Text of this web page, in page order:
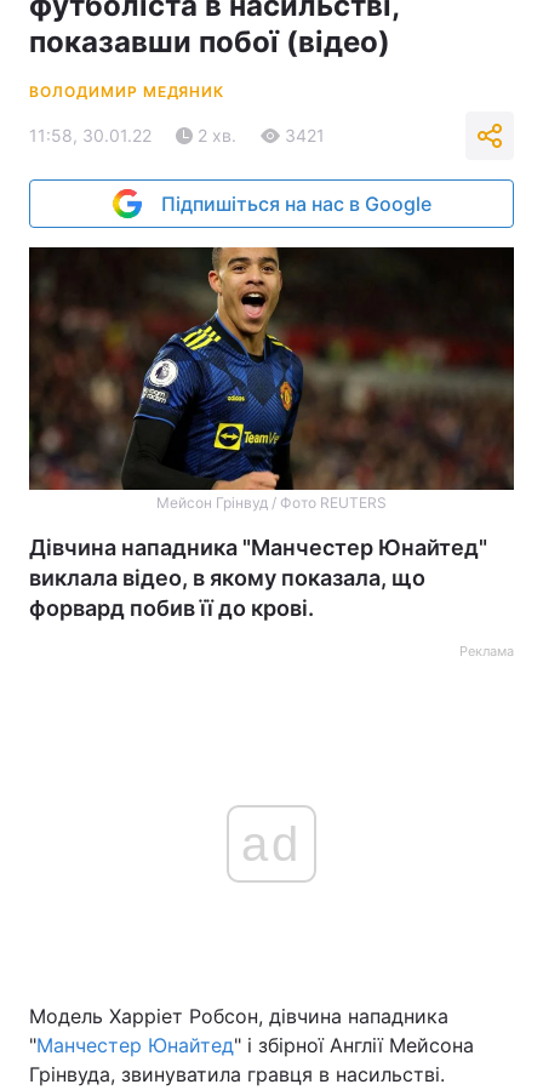
показавши побої (відео)
ВОЛОДИМИР МЕДЯНИК
11:58, 30.01.22 2 хв. 3421
Підпишіться на нас в Google
Мейсон Грінвуд / Фото REUTERS
Дівчина нападника "Манчестер Юнайтед"
виклала відео, в якому показала, що
форвард побив її до крові.
Реклама
ad
Модель Харріет Робсон, дівчина нападника
"Манчестер Юнайтед" і збірної Англії Мейсона
Грінвуда, звинуватила гравця в насильстві.